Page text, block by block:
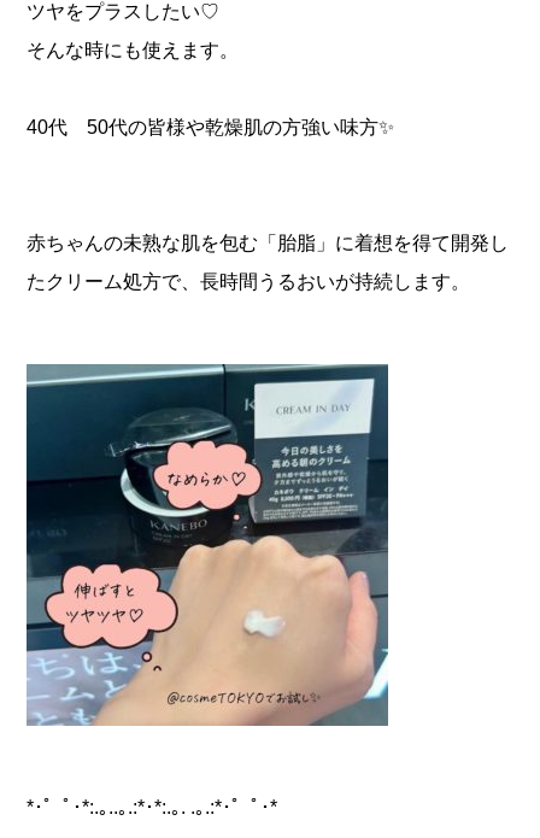
ツヤをプラスしたい♡
そんな時にも使えます。
40代 50代の皆様や乾燥肌の方強い味方✨
赤ちゃんの未熟な肌を包む「胎脂」に着想を得て開発し
たクリーム処方で、長時間うるおいが持続します。
*･゜ﾟ･*:.｡..｡.:*･*:.｡. .｡.:*･゜ﾟ･*